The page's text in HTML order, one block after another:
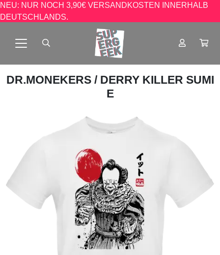
NEU: NUR NOCH 3,90€ VERSANDKOSTEN INNERHALB
DEUTSCHLANDS.
DR.MONEKERS / DERRY KILLER SUMI
E